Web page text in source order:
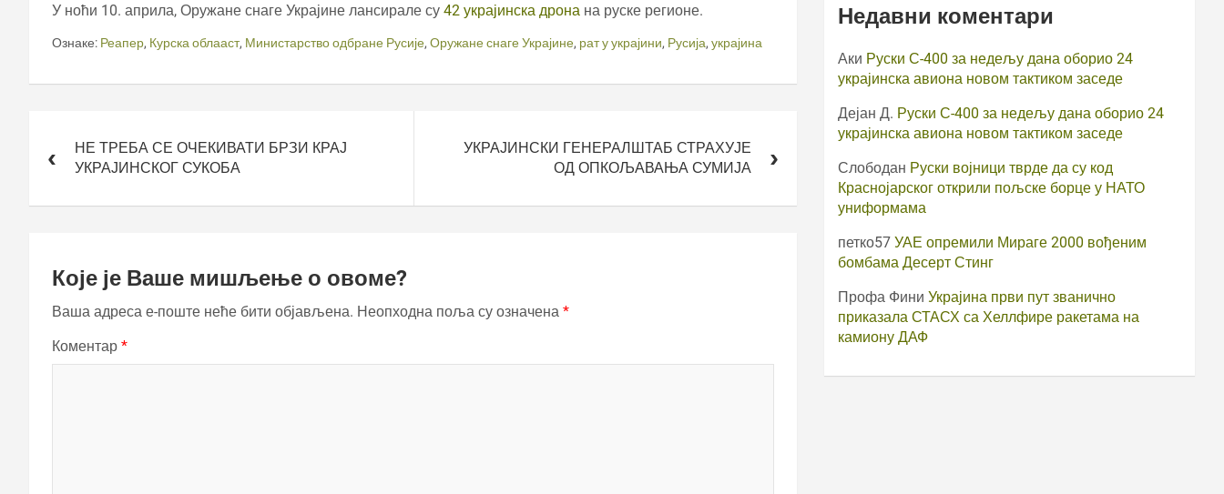
У ноћи 10. априла, Оружане снаге Украјине лансирале су 42 украјинска дрона на руске регионе.
Ознаке: Реапер, Курска облааст, Министарство одбране Русије, Оружане снаге Украјине, рат у украјини, Русија, украјина
чланкаНЕ ТРЕБА СЕ ОЧЕКИВАТИ БРЗИ КРАЈ
УКРАЈИНСКОГ СУКОБА
УКРАЈИНСКИ ГЕНЕРАЛШТАБ СТРАХУЈЕ
ОД ОПКОЉАВАЊА СУМИЈА
Које је Ваше мишљење о овоме?
Ваша адреса е-поште неће бити објављена. Неопходна поља су означена *
Коментар *
Недавни коментари
Аки Руски С-400 за недељу дана оборио 24
украјинска авиона новом тактиком заседе
Дејан Д. Руски С-400 за недељу дана оборио 24
украјинска авиона новом тактиком заседе
Слободан Руски војници тврде да су код
Краснојарског открили пољске борце у НАТО
униформама
петко57 УАЕ опремили Мираге 2000 вођеним
бомбама Десерт Стинг
Профа Фини Украјина први пут званично
приказала СТАСХ са Хеллфире ракетама на
камиону ДАФ